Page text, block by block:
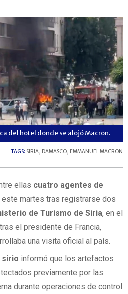
del hotel donde se alojó Macron.
TAGS: SIRIA, DAMASCO, EMMANUEL MACRON
ellas cuatro agentes de
este martes tras registrarse dos
de Turismo de Siria, en el
el presidente de Francia,
una visita oficial al país.
sirio informó que los artefactos
previamente por las
durante operaciones de control